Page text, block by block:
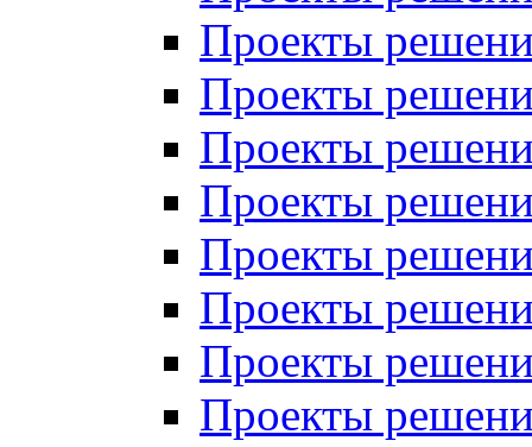
Проекты
Проекты
Проекты
Проекты
Проекты
Проекты
Проекты
Проекты